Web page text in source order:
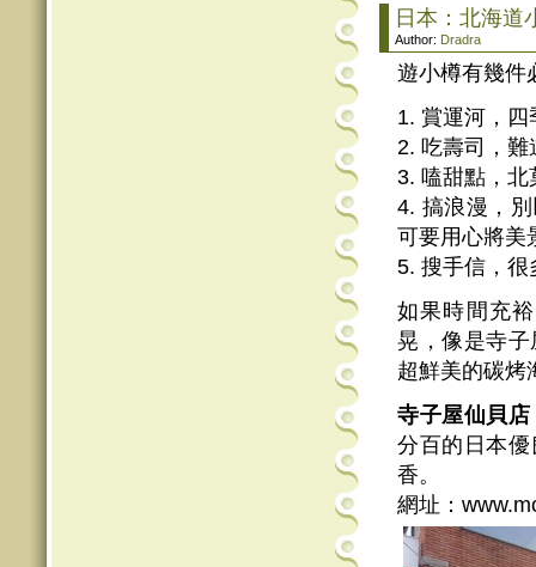
日本：北海道
Author: Dradra
遊小樽有幾件
1. 賞運河，
2. 吃壽司，難
3. 嗑甜點，北
4. 搞浪漫，
可要用心將美
5. 搜手信，很
如果時間充
晃，像是寺
超鮮美的碳烤
寺子屋仙貝店
分百的日本
香。
網址：